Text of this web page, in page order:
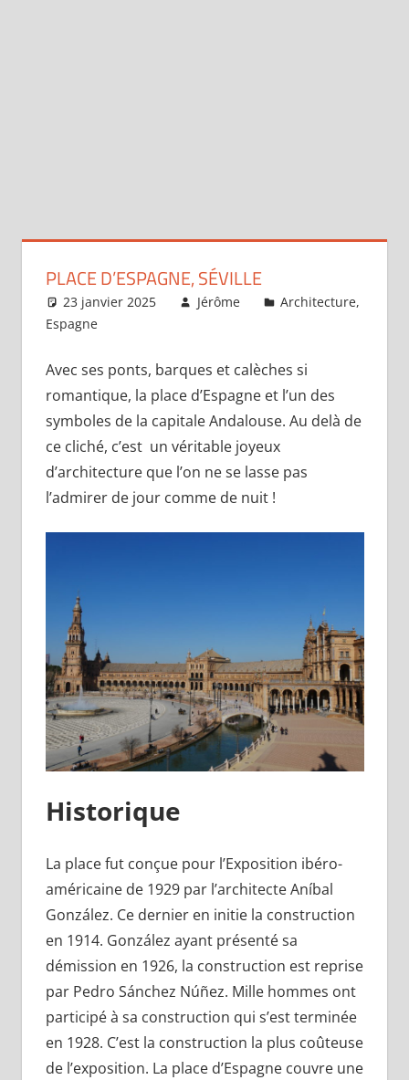
PLACE D’ESPAGNE, SÉVILLE
23 janvier 2025 Jérôme Architecture,
Espagne
Avec ses ponts, barques et calèches si
romantique, la place d’Espagne et l’un des
symboles de la capitale Andalouse. Au delà de
ce cliché, c’est un véritable joyeux
d’architecture que l’on ne se lasse pas
l’admirer de jour comme de nuit !
Historique
La place fut conçue pour l’Exposition ibéro-
américaine de 1929 par l’architecte Aníbal
González. Ce dernier en initie la construction
en 1914. González ayant présenté sa
démission en 1926, la construction est reprise
par Pedro Sánchez Núñez. Mille hommes ont
participé à sa construction qui s’est terminée
en 1928. C’est la construction la plus coûteuse
de l’exposition. La place d’Espagne couvre une